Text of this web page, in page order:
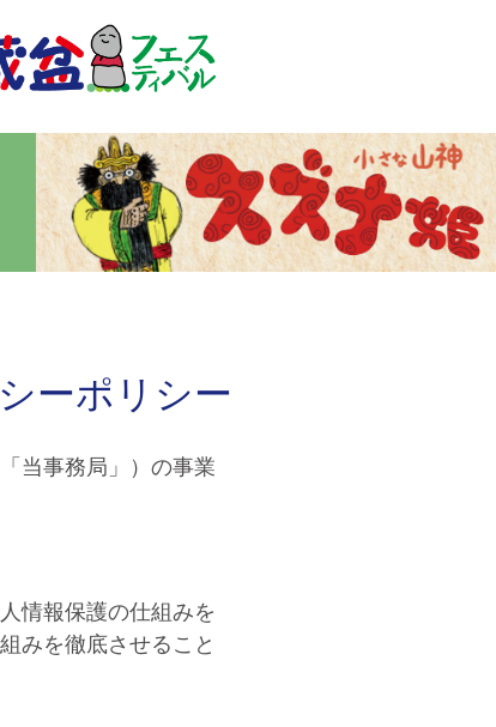
ーポリシー
当事務局」）の事業
情報保護の仕組みを
みを徹底させること